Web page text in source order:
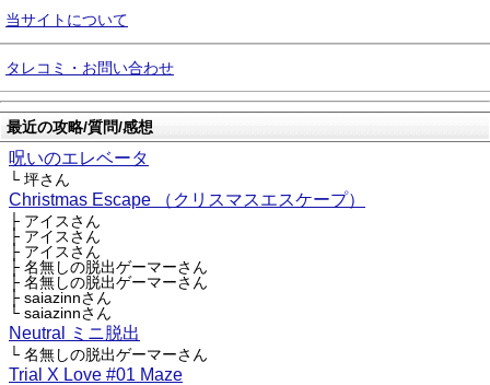
当サイトについて
タレコミ・お問い合わせ
最近の攻略/質問/感想
呪いのエレベータ
└ 坪さん
Christmas Escape （クリスマスエスケープ）
├ アイスさん
├ アイスさん
├ アイスさん
├ 名無しの脱出ゲーマーさん
├ 名無しの脱出ゲーマーさん
├ saiazinnさん
└ saiazinnさん
Neutral ミニ脱出
└ 名無しの脱出ゲーマーさん
Trial X Love #01 Maze